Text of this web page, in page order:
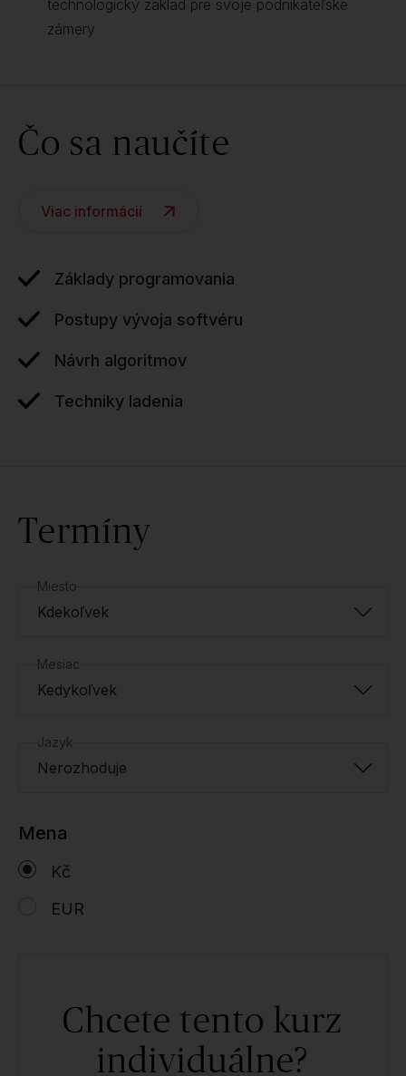
technologický základ pre svoje podnikateľské
zámery
Čo sa naučíte
Viac informácií
Základy programovania
Postupy vývoja softvéru
Návrh algoritmov
Techniky ladenia
Termíny
Miesto
Kdekoľvek
Mesiac
Kedykoľvek
Jazyk
Nerozhoduje
Mena
Kč
EUR
Chcete tento kurz
individuálne?